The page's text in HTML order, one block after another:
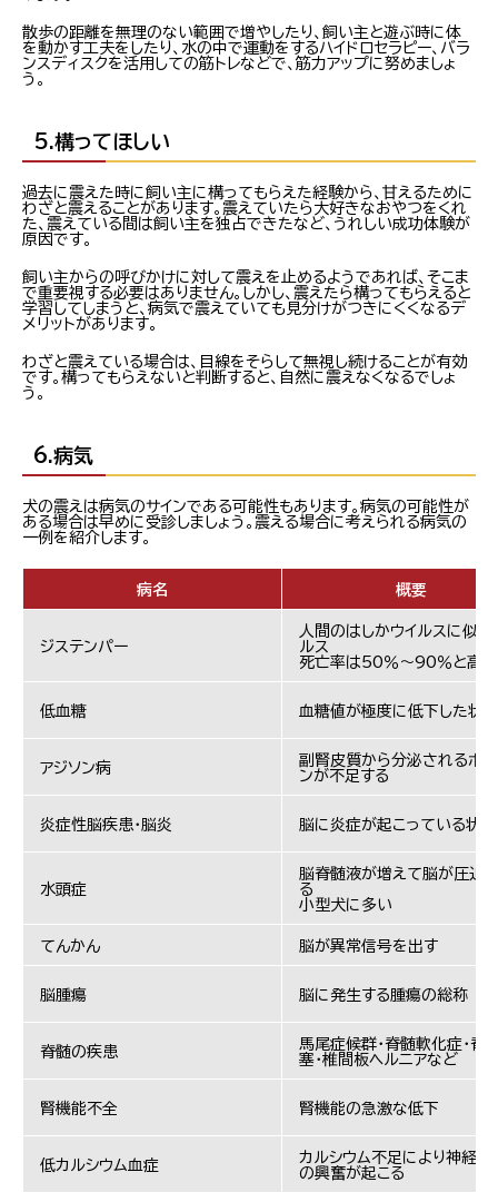
散歩の距離を無理のない範囲で増やしたり、飼い主と遊ぶ時に体
を動かす工夫をしたり、水の中で運動をするハイドロセラピー、バラ
ンスディスクを活用しての筋トレなどで、筋力アップに努めましょ
う。
5.構ってほしい
過去に震えた時に飼い主に構ってもらえた経験から、甘えるために
わざと震えることがあります。震えていたら大好きなおやつをくれ
た、震えている間は飼い主を独占できたなど、うれしい成功体験が
原因です。
飼い主からの呼びかけに対して震えを止めるようであれば、そこま
で重要視する必要はありません。しかし、震えたら構ってもらえると
学習してしまうと、病気で震えていても見分けがつきにくくなるデ
メリットがあります。
わざと震えている場合は、目線をそらして無視し続けることが有効
です。構ってもらえないと判断すると、自然に震えなくなるでしょ
う。
6.病気
犬の震えは病気のサインである可能性もあります。病気の可能性が
ある場合は早めに受診しましょう。震える場合に考えられる病気の
一例を紹介します。
病名 概要
ジステンパー
人間のはしかウイルスに似た
ルス
死亡率は50％～90％と高い
低血糖 血糖値が極度に低下した状態
アジソン病
副腎皮質から分泌されるホ
ンが不足する
炎症性脳疾患・脳炎 脳に炎症が起こっている状態
水頭症
脳脊髄液が増えて脳が圧迫
る
小型犬に多い
てんかん 脳が異常信号を出す
脳腫瘍 脳に発生する腫瘍の総称
脊髄の疾患
馬尾症候群・脊髄軟化症・脊
塞・椎間板ヘルニアなど
腎機能不全 腎機能の急激な低下
低カルシウム血症
カルシウム不足により神経や
の興奮が起こる